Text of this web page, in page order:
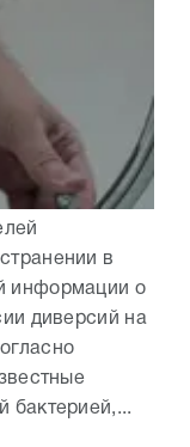
в
информации о
диверсий на
бактерией,...